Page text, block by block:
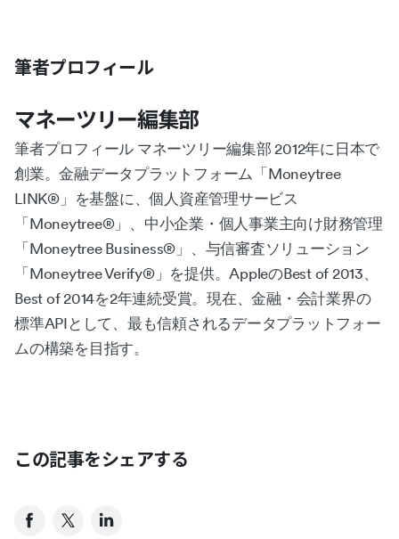
筆者プロフィール
マネーツリー編集部
筆者プロフィール マネーツリー編集部 2012年に日本で
創業。金融データプラットフォーム「Moneytree
LINK®︎」を基盤に、個人資産管理サービス
「Moneytree®︎」、中小企業・個人事業主向け財務管理
「Moneytree Business®︎」、与信審査ソリューション
「Moneytree Verify®︎」を提供。AppleのBest of 2013、
Best of 2014を2年連続受賞。現在、金融・会計業界の
標準APIとして、最も信頼されるデータプラットフォー
ムの構築を目指す。
この記事をシェアする